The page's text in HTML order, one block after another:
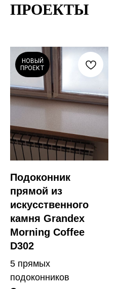
ПРОЕКТЫ
НОВЫЙ
ПРОЕКТ
Подоконник
прямой из
искусственного
камня Grandex
Morning Coffee
D302
5 прямых
подоконников